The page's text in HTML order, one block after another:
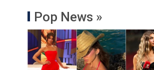
Pop News »